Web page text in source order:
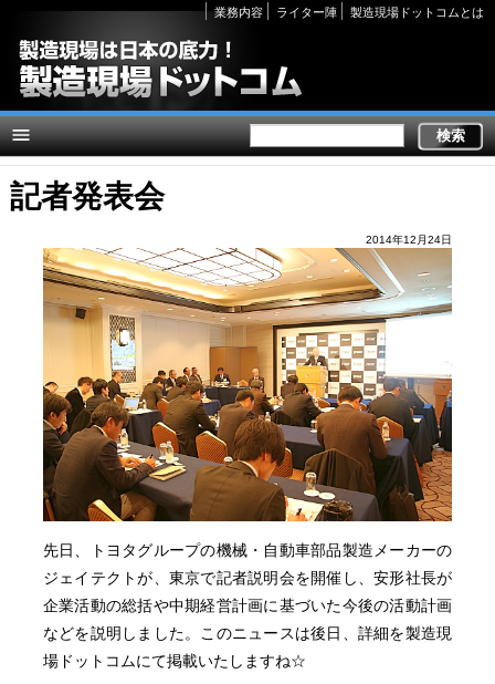
Secondary
links
業務内容 ライター陣 製造現場ドットコムとは
記者発表会
2014年12月24日
先日、トヨタグループの機械・自動車部品製造メーカーの
ジェイテクトが、東京で記者説明会を開催し、安形社長が
企業活動の総括や中期経営計画に基づいた今後の活動計画
などを説明しました。このニュースは後日、詳細を製造現
場ドットコムにて掲載いたしますね☆